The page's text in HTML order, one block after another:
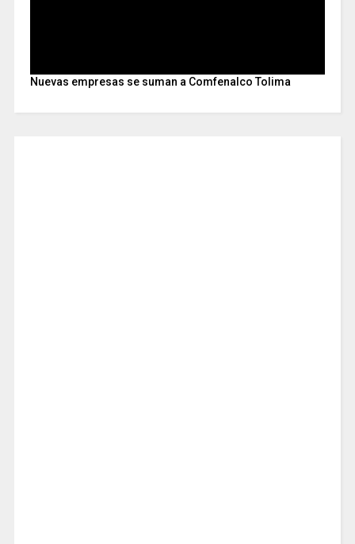
Nuevas empresas se suman a Comfenalco Tolima